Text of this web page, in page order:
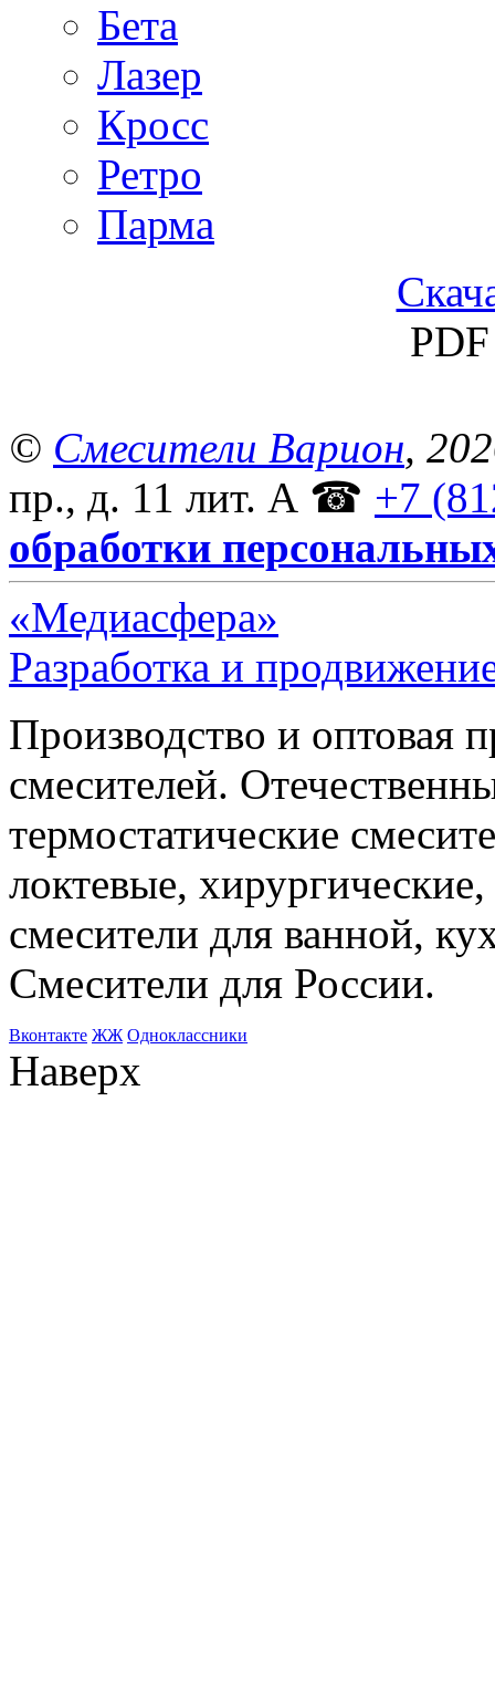
Бета
Лазер
Кросс
Ретро
Парма
© Смесители Варион,
пр., д. 11 лит. А ☎ +7
обработки
«Медиасфера»
Разработка и
Производство и оптовая
смесителей.
термостатические
локтевые,
смесители для ванной,
Смесители для России.
Bконтакте ЖЖ Одноклассники
Наверх